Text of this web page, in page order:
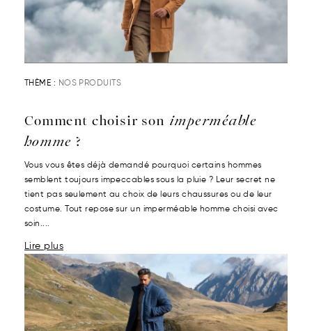
THÈME : NOS PRODUITS
Comment choisir son imperméable
homme ?
Vous vous êtes déjà demandé pourquoi certains hommes
semblent toujours impeccables sous la pluie ? Leur secret ne
tient pas seulement au choix de leurs chaussures ou de leur
costume. Tout repose sur un imperméable homme choisi avec
soin....
Lire plus